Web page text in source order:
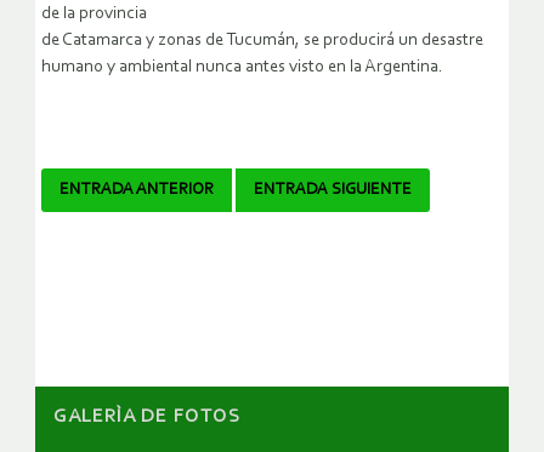
de la provincia
de Catamarca y zonas de Tucumán, se producirá un desastre
humano y ambiental nunca antes visto en la Argentina.
Navegador
ENTRADA ANTERIOR ENTRADA SIGUIENTE
GALERÌA DE FOTOS